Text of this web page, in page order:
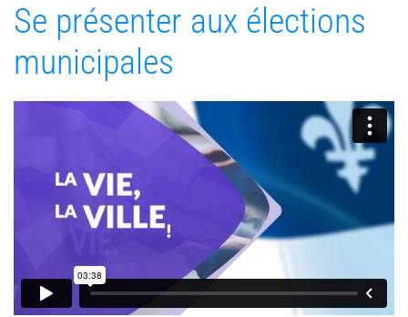
Se présenter aux élections
municipales